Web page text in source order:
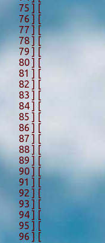
75 ] [
76 ] [
77 ][
78 ] [
79 ] [
80 ] [
81 ] [
82 ] [
83 ] [
84 ] [
85 ] [
86 ] [
87 ] [
88 ] [
89 ] [
90 ] [
91 ] [
92 ] [
93 ] [
94 ] [
95 ] [
96 ] [